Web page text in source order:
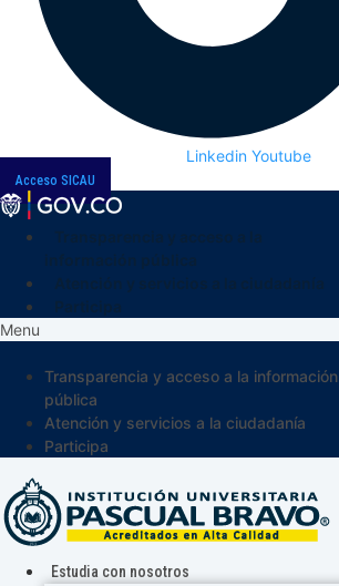
Linkedin Youtube
Acceso SICAU
Menu
Transparencia y acceso a la información
pública
Atención y servicios a la ciudadanía
Participa
Estudia con nosotros